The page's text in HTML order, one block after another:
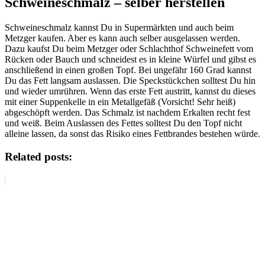
Schweineschmalz kannst Du in Supermärkten und auch beim
Metzger kaufen. Aber es kann auch selber ausgelassen werden.
Dazu kaufst Du beim Metzger oder Schlachthof Schweinefett vom
Rücken oder Bauch und schneidest es in kleine Würfel und gibst es
anschließend in einen großen Topf. Bei ungefähr 160 Grad kannst
Du das Fett langsam auslassen. Die Speckstückchen solltest Du hin
und wieder umrühren. Wenn das erste Fett austritt, kannst du dieses
mit einer Suppenkelle in ein Metallgefäß (Vorsicht! Sehr heiß)
abgeschöpft werden. Das Schmalz ist nachdem Erkalten recht fest
und weiß. Beim Auslassen des Fettes solltest Du den Topf nicht
alleine lassen, da sonst das Risiko eines Fettbrandes bestehen würde.
Related posts: